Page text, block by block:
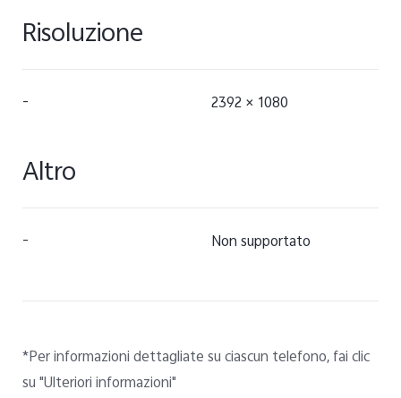
Risoluzione
- 2392 × 1080
Altro
- Non supportato
*Per informazioni dettagliate su ciascun telefono, fai clic
su "Ulteriori informazioni"